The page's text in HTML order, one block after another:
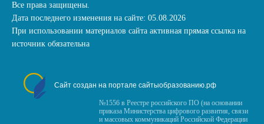
Все права защищены.
Дата последнего изменения на сайте: 05.08.2026
При использовании материалов сайта активная прямая ссылка на
источник обязательна
Сайт создан на портале сайтыобразованию.рф
№1556 в Реестре российского ПО (на основании
приказа Министерства цифрового развития, связи
и массовых коммуникаций Российской Федерации